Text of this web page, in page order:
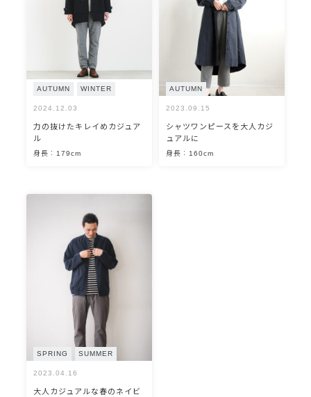
AUTUMN WINTER
2024.12.03
力の抜けたキレイめカジュア
ル
身長：179cm
AUTUMN
2023.09.15
シャツワンピースを大人カジ
ュアルに
身長：160cm
SPRING SUMMER
2023.04.16
大人カジュアルな春のネイビ